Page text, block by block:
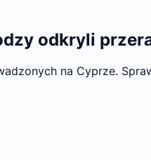
odkryli
na Cyprze.